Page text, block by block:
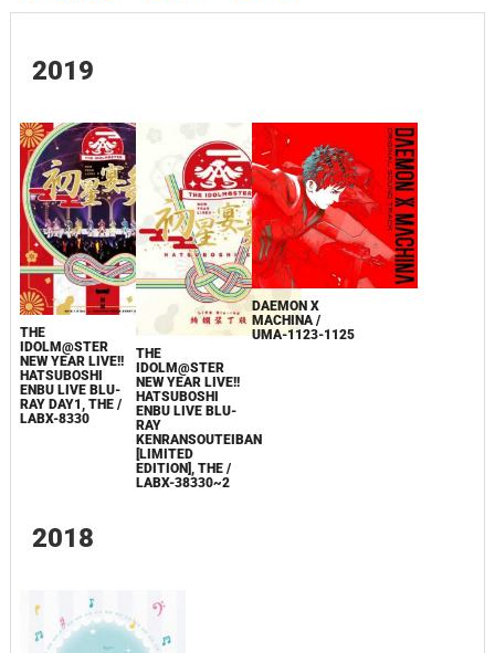
2019
THE
IDOLM@STER
NEW YEAR LIVE!!
HATSUBOSHI
ENBU LIVE BLU-
RAY DAY1, THE /
LABX-8330
THE
IDOLM@STER
NEW YEAR LIVE!!
HATSUBOSHI
ENBU LIVE BLU-
RAY
KENRANSOUTEIBAN
[LIMITED
EDITION], THE /
LABX-38330~2
DAEMON X
MACHINA /
UMA-1123-1125
2018